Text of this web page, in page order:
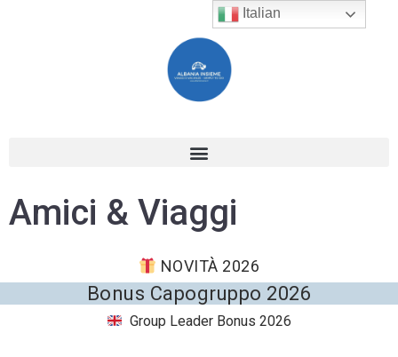
Amici & Viaggi
NOVITÀ 2026
Bonus Capogruppo 2026
Group Leader Bonus 2026
Italian